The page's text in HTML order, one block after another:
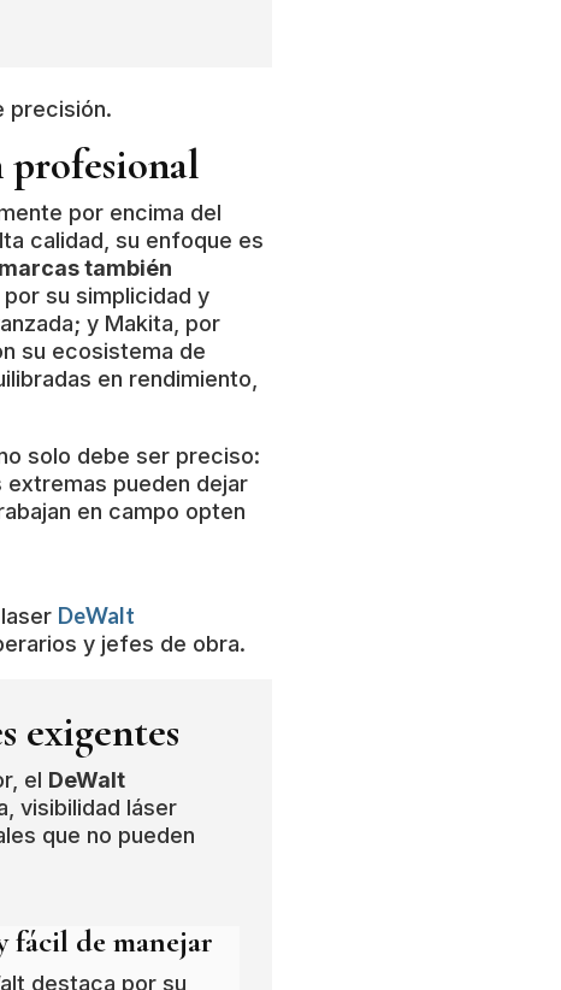
precisión.
profesional
por encima del
calidad, su enfoque es
también
su simplicidad y
y Makita, por
su ecosistema de
en rendimiento,
solo debe ser preciso:
extremas pueden dejar
en campo opten
DeWalt
y jefes de obra.
exigentes
el DeWalt
visibilidad láser
que no pueden
fácil de manejar
destaca por su